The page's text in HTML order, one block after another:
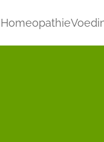
Homeopathie